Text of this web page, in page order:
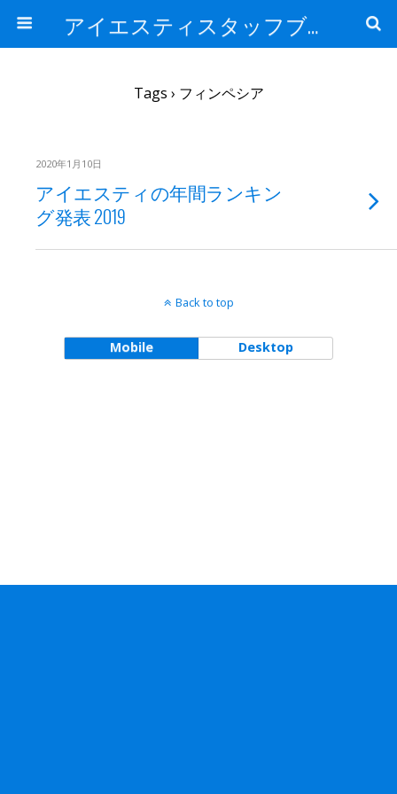
アイエスティスタッフブログ
Tags › フィンペシア
2020年1月10日
アイエスティの年間ランキン
グ発表 2019
Back to top
Mobile Desktop